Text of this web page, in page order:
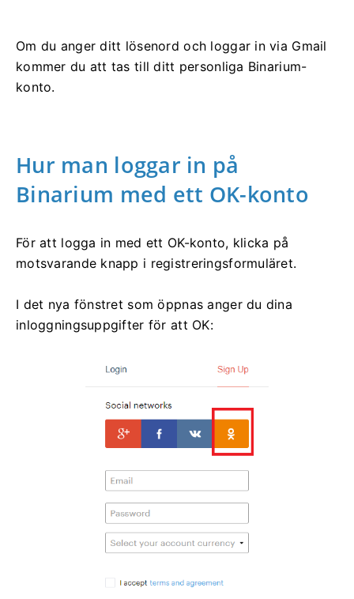
Om du anger ditt lösenord och loggar in via Gmail
kommer du att tas till ditt personliga Binarium-
konto.
Hur man loggar in på
Binarium med ett OK-konto
För att logga in med ett OK-konto, klicka på
motsvarande knapp i registreringsformuläret.
I det nya fönstret som öppnas anger du dina
inloggningsuppgifter för att OK: